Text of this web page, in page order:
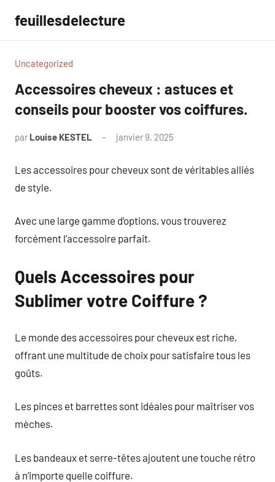
contenu
feuillesdelecture
Uncategorized
Accessoires cheveux : astuces et
conseils pour booster vos coiffures.
par Louise KESTEL janvier 9, 2025
Les accessoires pour cheveux sont de véritables alliés
de style.
Avec une large gamme d’options, vous trouverez
forcément l’accessoire parfait.
Quels Accessoires pour
Sublimer votre Coiffure ?
Le monde des accessoires pour cheveux est riche,
offrant une multitude de choix pour satisfaire tous les
goûts.
Les pinces et barrettes sont idéales pour maîtriser vos
mèches.
Les bandeaux et serre-têtes ajoutent une touche rétro
à n’importe quelle coiffure.